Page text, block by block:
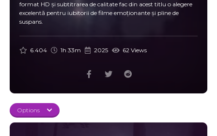
format HD și subtitrarea de calitate fac din acest titlu o alegere
excelentă pentru iubitorii de filme emoționante și pline de
suspans.
6.404 1h 33m 2025 62 Views
Options